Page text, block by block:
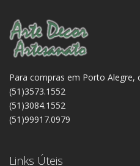
Para compras em Porto Alegre,
(51)3573.1552
(51)3084.1552
(51)99917.0979
Links Úteis